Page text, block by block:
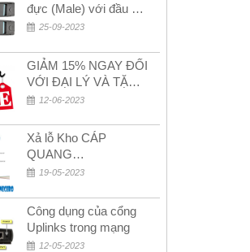
đực (Male) với đầu cái
(Female) trong bộ đầu
25-09-2023
GIẢM 15% NGAY ĐỐI
VỚI ĐẠI LÝ VÀ TẶNG
QUÀ KHÁCH HÀNG
12-06-2023
Xả lỗ Kho CÁP
QUANG
MULTIMODE CÁP
MULTIMODE 4-8-12-
24Fo SỢI OM1-OM2-
OM3 Siêu Rẻ 5k
19-05-2023
Công dụng của cổng
Uplinks trong mạng
12-05-2023